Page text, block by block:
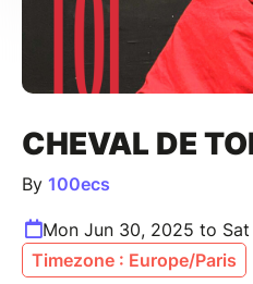
CHEVAL DE
By 100ecs
Mon Jun 30, 2025 to
Timezone : Europe/Paris